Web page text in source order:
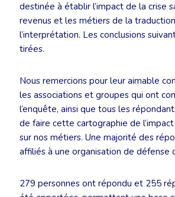
destinée à établir l’impact de la crise
revenus et les métiers de la
l’interprétation. Les conclusions
tirées.
Nous remercions pour leur aimable
les associations et groupes qui ont
l’enquête, ainsi que tous les
de faire cette cartographie de
sur nos métiers. Une majorité des
affiliés à une organisation de défense
279 personnes ont répondu et 255